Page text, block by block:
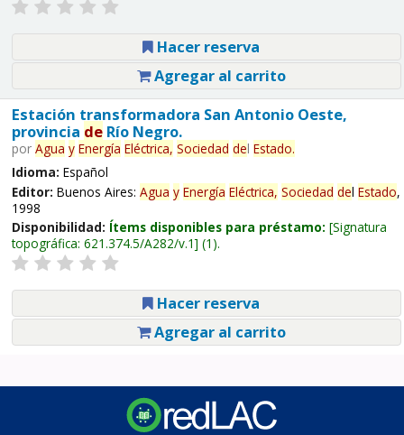
Hacer reserva
Agregar al carrito
Estación transformadora San Antonio Oeste,
provincia deRío Negro.
por Agua y Energía Eléctrica, Sociedad del Estado.
Idioma: Español
Editor: Buenos Aires: Agua y Energía Eléctrica, Sociedad del Estado,
1998
Disponibilidad: Ítems disponibles para préstamo: Signatura
topográfica: 621.374.5/A282/v.1 (1).
Hacer reserva
Agregar al carrito